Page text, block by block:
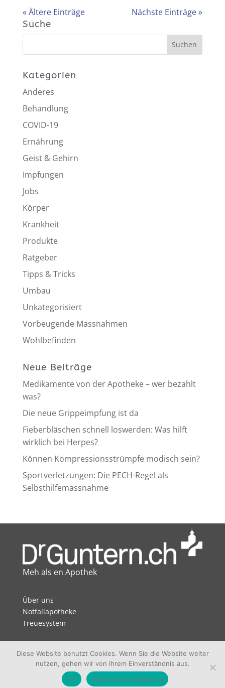
« Ältere Einträge
Nächste Einträge »
Suche
Kategorien
Anderes
Behandlung
COVID-19
Ernährung
Geist & Gehirn
Impfungen
Jobs
Körper
Krankheit
Produkte
Ratgeber
Tipps & Tricks
Umbau
Unkategorisiert
Vorbeugende Massnahmen
Wohlbefinden
Neue Beiträge
Medikamente von der Apotheke – wer bezahlt
was?
Die neue Grippeimpfung ist da
Fieberbläschen schnell loswerden: Was hilft
wirklich bei Herpes?
Können Kompressionsstrümpfe modisch sein?
Sportverletzungen: Die PECH-Regel als
Selbsthilfemassnahme
Meh als en Apothek
Über uns
Notfallapotheke
Treuesystem
Datenschutz
Impressum
Diese Website benutzt Cookies. Wenn Sie die Website weiter
nutzen, gehen wir von Ihrem Einverständnis aus.
OK
Datenschutzerklärung